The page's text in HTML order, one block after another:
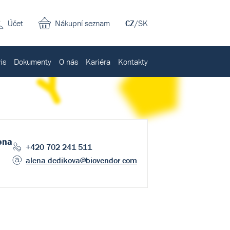
CZ/SK
Nákupní seznam
Účet
Dokumenty O nás Kariéra Kontakty
+420 702 241 511
alena.dedikova@biovendor.com